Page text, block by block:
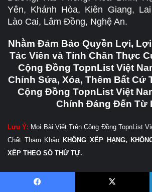
Yên, Khánh Hòa, Kiên Giang,
Lào Cai, Lâm Đồng, Nghệ An.
Nhằm Đảm Bảo Quyền Lợi,
Tác Viên và Tính Chân Thực
Cộng Đồng TopnList Việt
Chỉnh Sửa, Xóa, Thêm Bất Cứ
Cộng Đồng TopnList Việt
Chính Đáng Đến Từ
Lưu Ý: Mọi Bài Viết Trên Cộng Đồng TopnList
Chất Tham Khảo KHÔNG XẾP HẠNG,
XẾP THEO SỐ THỨ TỰ.
Hãy Dám Lên Tiếng Đánh Giá, Review, Bình